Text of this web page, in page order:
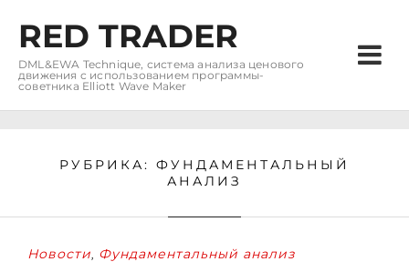
RED TRADER
DML&EWA Technique, система анализа ценового
движения с использованием программы-
советника Elliott Wave Maker
РУБРИКА: ФУНДАМЕНТАЛЬНЫЙ
АНАЛИЗ
Новости, Фундаментальный анализ